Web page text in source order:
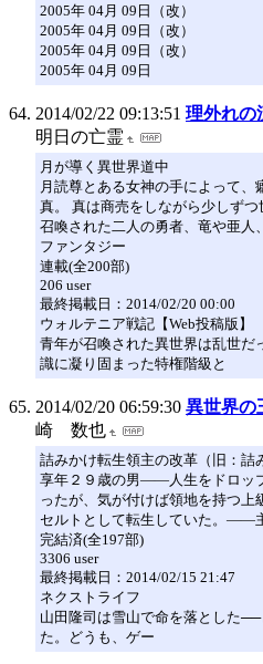
2005年 04月 09日（改）
2005年 04月 09日（改）
2005年 04月 09日（改）
2005年 04月 09日
2014/02/22 09:13:51 理外れの
明日の亡霊
月が導く異世界道中
月読尊とある女神の手によって
真。 真は商売をしながら少しず
召喚された二人の勇者、竜や亜人
ファンタジー
連載(全200部)
206 user
最終掲載日：2014/02/20 00:00
ウォルテニア戦記【Web投稿版】
青年が召喚された異世界は乱世だ
識に凝り固まった特権階級と
2014/02/20 06:59:30 異世界の
崎 数也
詰みかけ転生領主の改革（旧：詰
享年２９歳の男――人生をドロッ
ったが、気が付けば領地を持つ上
セルトとして転生していた。――
完結済(全197部)
3306 user
最終掲載日：2014/02/15 21:47
ネクストライフ
山田隆司は雪山で命を落とした
た。どうも、ゲー